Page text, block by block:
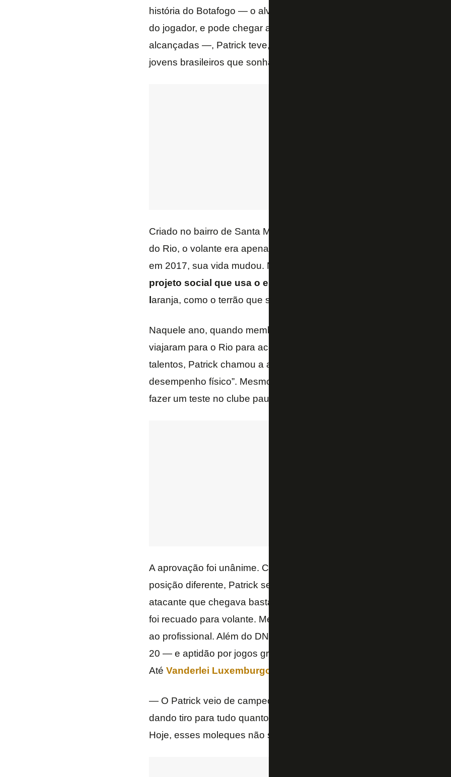
história do Botafogo — o alvinegro ofereceu 6 milhões de euros por
do jogador, e pode chegar a pagar R$ 50 milhões por 70% caso
alcançadas —, Patrick teve, no
jovens brasileiros que sonham em virar jogadores.
Criado no bairro de Santa Margarida, um dos mais pobres e
do Rio, o volante era apenas mais um a dar seus chutes em campos
em 2017, sua vida mudou. Na época, jogava pelo
projeto social que usa o esporte como arma contra a violência.
aranja, como o terrão que se divertia, que ele chamou a atenção de
Naquele ano, quando membros da equipe de análise e desempenho
viajaram para o Rio para acompanhar a edição da
talentos, Patrick chamou a atenção pelo seu “potencial enorme” e
desempenho físico”. Mesmo sem o título da competição, o volante
fazer um teste no clube paulista.
A aprovação foi unânime. Com a mesma qualidade que o levou ao
posição diferente, Patrick se destacou nas categorias de base.
atacante que chegava bastante na área — característica que
foi recuado para volante. Mesmo assim, marcou 17 gols em 95 jogos
ao profissional. Além do DNA ofensivo, a sua liderança — o volante
20 — e aptidão por jogos grandes chamaram a atenção da comissão
Até Vanderlei Luxemburgo
— O Patrick veio de campeonato de favela. Imagine de onde ele
dando tiro para tudo quanto é lado, então ele só está preocupado em
Hoje, esses moleques não se assustam com mais nada — disse.